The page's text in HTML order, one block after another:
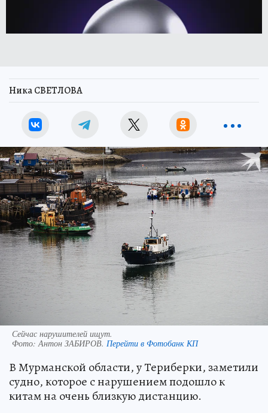
Ника СВЕТЛОВА
Сейчас нарушителей ищут.
Фото: Антон ЗАБИРОВ. Перейти в Фотобанк КП
В Мурманской области, у Териберки, заметили
судно, которое с нарушением подошло к
китам на очень близкую дистанцию.